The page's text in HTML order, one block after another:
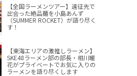
【全国ラーメンツアー】遠征先で
出会った絶品麺を小島あんず
（SUMMER ROCKET）が語り尽く
す！
【東海エリアの激推しラーメン】
SKE48ラーメン部の部長・相川暖
花がプライベートでお気に入りの
ラーメンを語り尽くします